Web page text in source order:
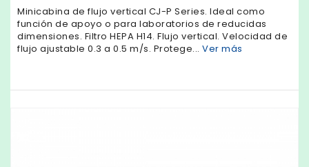
Minicabina de flujo vertical CJ-P Series. Ideal como
función de apoyo o para laboratorios de reducidas
dimensiones. Filtro HEPA H14. Flujo vertical. Velocidad de
flujo ajustable 0.3 a 0.5 m/s. Protege... Ver más